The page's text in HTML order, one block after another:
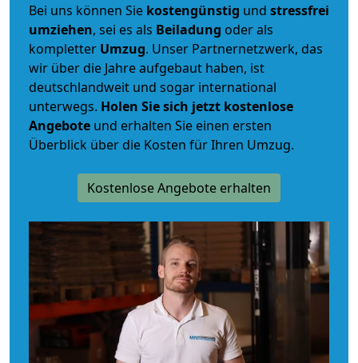
Bei uns können Sie kostengünstig und stressfrei
umziehen, sei es als Beiladung oder als
kompletter Umzug. Unser Partnernetzwerk, das
wir über die Jahre aufgebaut haben, ist
deutschlandweit und sogar international
unterwegs. Holen Sie sich jetzt kostenlose
Angebote und erhalten Sie einen ersten
Überblick über die Kosten für Ihren Umzug.
Kostenlose Angebote erhalten